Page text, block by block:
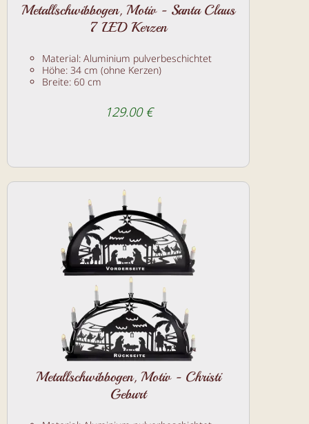
Metallschwibbogen, Motiv - Santa Claus
7 LED Kerzen
Material: Aluminium pulverbeschichtet
Höhe: 34 cm (ohne Kerzen)
Breite: 60 cm
129.00 €
Metallschwibbogen, Motiv - Christi
Geburt